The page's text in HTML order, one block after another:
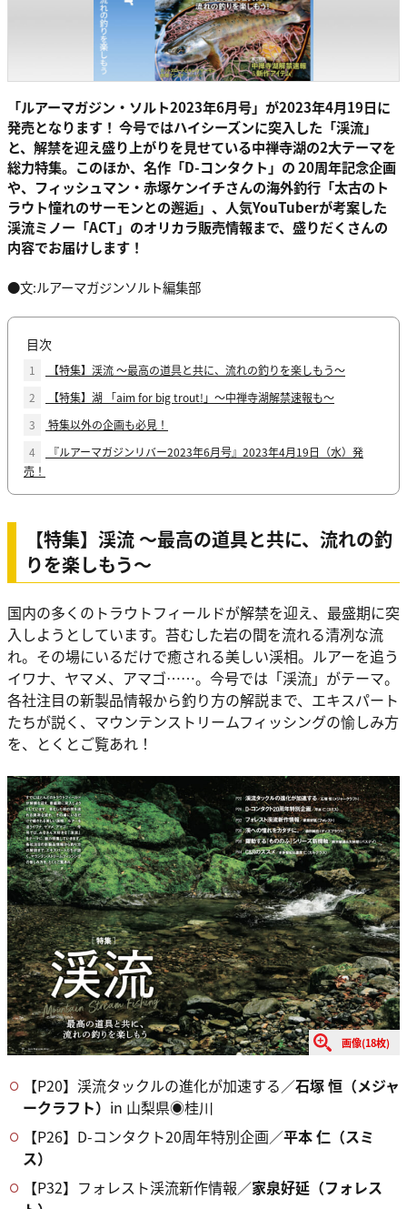
「ルアーマガジン・ソルト2023年6月号」が2023年4月19日に
発売となります！ 今号ではハイシーズンに突入した「渓流」
と、解禁を迎え盛り上がりを見せている中禅寺湖の2大テーマを
総力特集。このほか、名作「D-コンタクト」の 20周年記念企画
や、フィッシュマン・赤塚ケンイチさんの海外釣行「太古のト
ラウト憧れのサーモンとの邂逅」、人気YouTuberが考案した
渓流ミノー「ACT」のオリカラ販売情報まで、盛りだくさんの
内容でお届けします！
●文:ルアーマガジンソルト編集部
目次
1
【特集】渓流 〜最高の道具と共に、流れの釣りを楽しもう〜
2
【特集】湖 「aim for big trout!」〜中禅寺湖解禁速報も〜
3
特集以外の企画も必見！
4
『ルアーマガジンリバー2023年6月号』2023年4月19日（水）発
売！
【特集】渓流 〜最高の道具と共に、流れの釣
りを楽しもう〜
国内の多くのトラウトフィールドが解禁を迎え、最盛期に突
入しようとしています。苔むした岩の間を流れる清冽な流
れ。その場にいるだけで癒される美しい渓相。ルアーを追う
イワナ、ヤマメ、アマゴ……。今号では「渓流」がテーマ。
各社注目の新製品情報から釣り方の解説まで、エキスパート
たちが説く、マウンテンストリームフィッシングの愉しみ方
を、とくとご覧あれ！
画像(18枚)
【P20】渓流タックルの進化が加速する／石塚 恒（メジャ
ークラフト） in 山梨県◉桂川
【P26】D-コンタクト20周年特別企画／平本 仁（スミ
ス）
【P32】フォレスト渓流新作情報／家泉好延（フォレス